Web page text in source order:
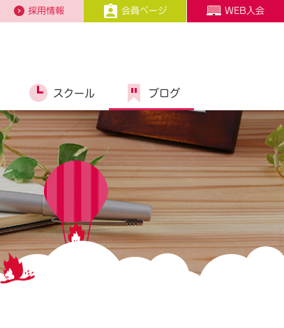
採用情報 会員ページ WEB入会
スクール ブログ